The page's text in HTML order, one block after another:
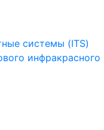
системы (ITS)
инфракрасного